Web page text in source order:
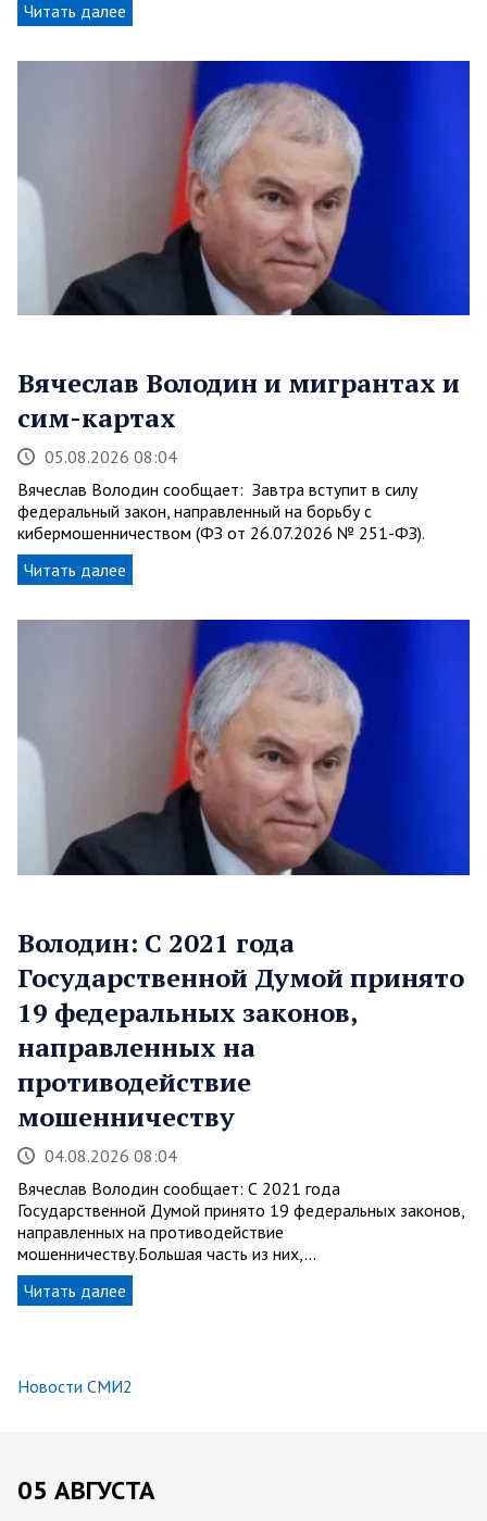
Читать далее
Вячеслав Володин и мигрантах и
сим-картах
05.08.2026 08:04
Вячеслав Володин сообщает: Завтра вступит в силу
федеральный закон, направленный на борьбу с
кибермошенничеством (ФЗ от 26.07.2026 № 251-ФЗ).
Читать далее
Володин: С 2021 года
Государственной Думой принято
19 федеральных законов,
направленных на
противодействие
мошенничеству
04.08.2026 08:04
Вячеслав Володин сообщает: С 2021 года
Государственной Думой принято 19 федеральных законов,
направленных на противодействие
мошенничеству.Большая часть из них,…
Читать далее
Новости СМИ2
05 АВГУСТА